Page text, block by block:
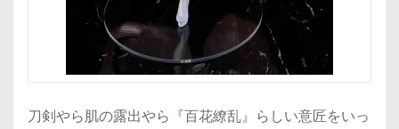
刀剣やら肌の露出やら『百花繚乱』らしい意匠をいっ